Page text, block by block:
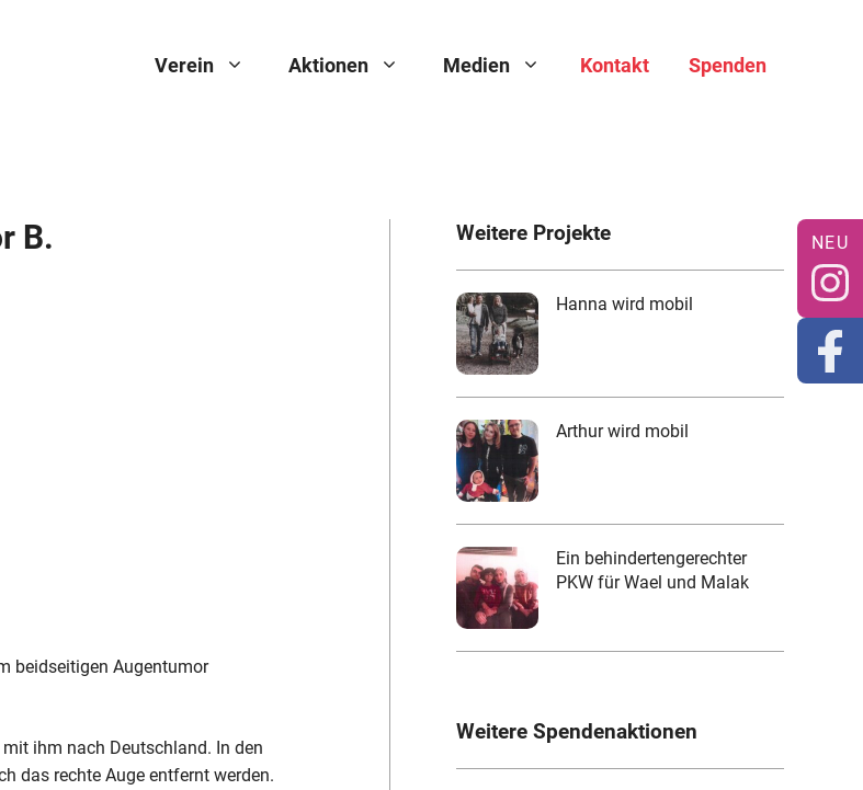
Verein Aktionen Medien Kontakt Spenden
B.
beidseitigen Augentumor
ihm nach Deutschland. In den
das rechte Auge entfernt werden.
Weitere Projekte
Hanna wird mobil
Arthur wird mobil
Ein behindertengerechter
PKW für Wael und Malak
Weitere Spendenaktionen